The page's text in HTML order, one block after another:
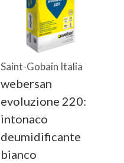
Saint-Gobain Italia
webersan
evoluzione 220:
intonaco
deumidificante
bianco